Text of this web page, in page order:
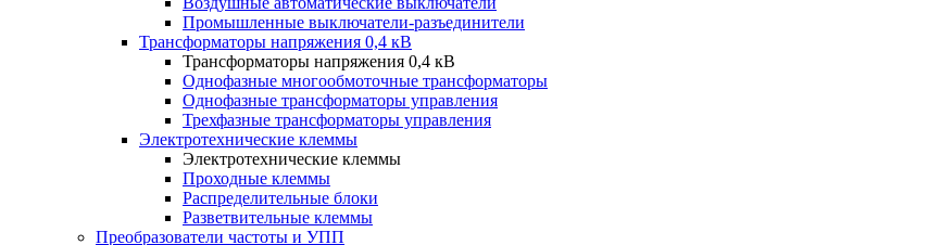
Промышленные выключатели-разъединители
Трансформаторы напряжения 0,4 кВ
Трансформаторы напряжения 0,4 кВ
Однофазные многообмоточные трансформаторы
Однофазные трансформаторы управления
Трехфазные трансформаторы управления
Электротехнические клеммы
Электротехнические клеммы
Проходные клеммы
Распределительные блоки
Разветвительные клеммы
Преобразователи частоты и УПП